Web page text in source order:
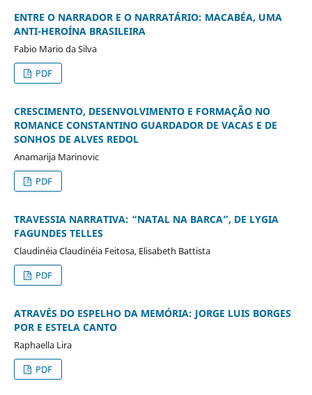
ENTRE O NARRADOR E O NARRATÁRIO: MACABÉA, UMA
ANTI-HEROÍNA BRASILEIRA
Fabio Mario da Silva
PDF
CRESCIMENTO, DESENVOLVIMENTO E FORMAÇÃO NO
ROMANCE CONSTANTINO GUARDADOR DE VACAS E DE
SONHOS DE ALVES REDOL
Anamarija Marinovic
PDF
TRAVESSIA NARRATIVA: “NATAL NA BARCA”, DE LYGIA
FAGUNDES TELLES
Claudinéia Claudinéia Feitosa, Elisabeth Battista
PDF
ATRAVÉS DO ESPELHO DA MEMÓRIA: JORGE LUIS BORGES
POR E ESTELA CANTO
Raphaella Lira
PDF